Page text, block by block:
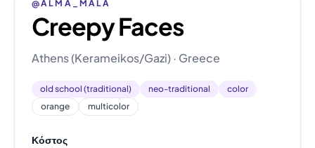
@ALMA_MALA
Creepy Faces
Athens (Kerameikos/Gazi) · Greece
old school (traditional) neo-traditional
color
orange
multicolor
Κόστος